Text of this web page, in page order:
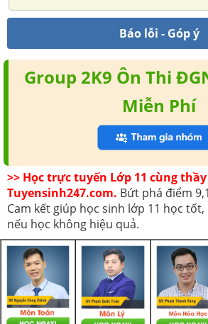
Báo lỗi - Góp ý
Group 2K9 Ôn Thi
Miễn Phí
>> Học trực tuyến Lớp 11 cùng
Tuyensinh247.com. Bứt phá điểm
Cam kết giúp học sinh lớp 11 học
nếu học không hiệu quả.